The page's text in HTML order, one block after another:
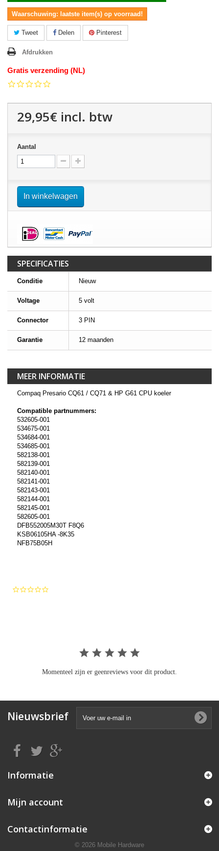
Waarschuwing: laatste item(s) op voorraad!
Tweet Delen Pinterest
Afdrukken
Gratis verzending (NL)
29,95€ incl. btw
Aantal
In winkelwagen
SPECIFICATIES
Conditie Nieuw
Voltage 5 volt
Connector 3 PIN
Garantie 12 maanden
MEER INFORMATIE
Compaq Presario CQ61 / CQ71 & HP G61 CPU koeler
Compatible partnummers:
532605-001
534675-001
534684-001
534685-001
582138-001
582139-001
582140-001
582141-001
582143-001
582144-001
582145-001
582605-001
DFB552005M30T F8Q6
KSB06105HA -8K35
NFB75B05H
Momenteel zijn er geenreviews voor dit product.
Nieuwsbrief
Informatie
Mijn account
Contactinformatie
© 2026 Mobile Hardware